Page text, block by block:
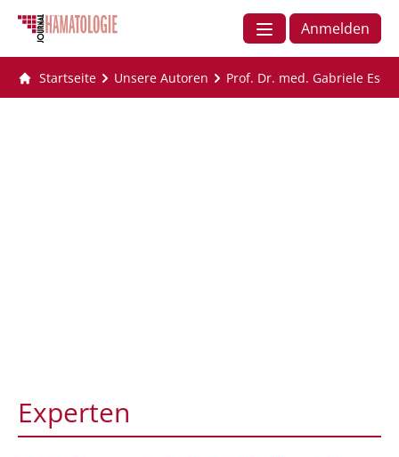
Anmelden
Startseite Unsere Autoren Prof. Dr. med. Gabriele
Experten